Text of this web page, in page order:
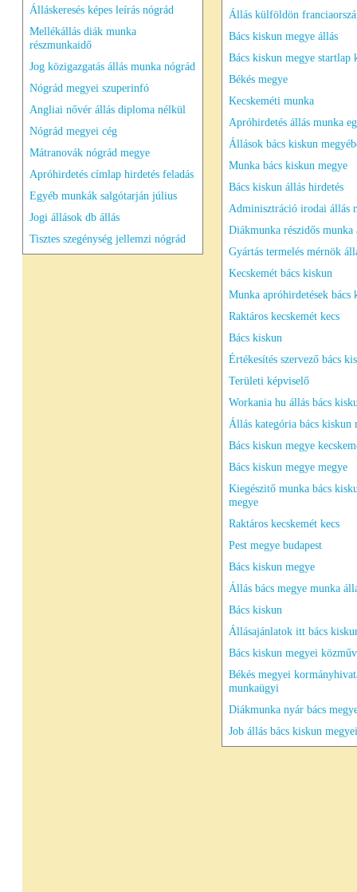
Álláskeresés képes leírás nógrád
Mellékállás diák munka
részmunkaidő
Jog közigazgatás állás munka nógrád
Nógrád megyei szuperinfó
Angliai nővér állás diploma nélkül
Nógrád megyei cég
Mátranovák nógrád megye
Apróhirdetés címlap hirdetés feladás
Egyéb munkák salgótarján július
Jogi állások db állás
Tisztes szegénység jellemzi nógrád
Állás külföldön
Bács kiskun megye állás
Bács kiskun megye startlap
Békés megye
Kecskeméti munka
Apróhirdetés állás munka
Állások bács kiskun
Munka bács kiskun megye
Bács kiskun állás hirdetés
Adminisztráció irodai állás
Diákmunka részidős munka
Gyártás termelés mérnök
Kecskemét bács kiskun
Munka apróhirdetések bács
Raktáros kecskemét kecs
Bács kiskun
Értékesítés szervező bács
Területi képviselő
Workania hu állás bács
Állás kategória bács kiskun
Bács kiskun megye
Bács kiskun megye megye
Kiegészitő munka bács
megye
Raktáros kecskemét kecs
Pest megye budapest
Bács kiskun megye
Állás bács megye munka
Bács kiskun
Állásajánlatok itt bács
Bács kiskun megyei
Békés megyei
munkaügyi
Diákmunka nyár bács
Job állás bács kiskun